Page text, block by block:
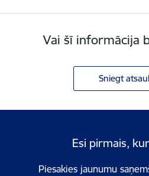
Vai šī informācija
Sniegt
Esi pirmais,
Piesakies jaunumu